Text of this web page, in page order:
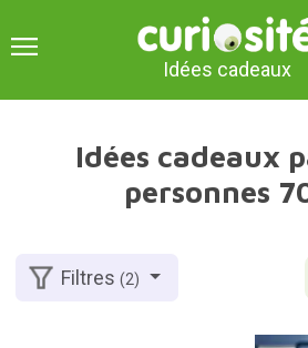
Idées cadeaux
Idées cadeaux
personnes
Filtres(2)